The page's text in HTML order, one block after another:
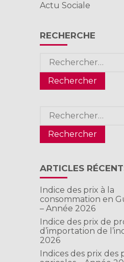
Actu Sociale
RECHERCHE
Rechercher :
Rechercher :
ARTICLES
Indice des prix à la
consommation en
– Année 2026
Indice des prix de
d’importation de
2026
Indices des prix des